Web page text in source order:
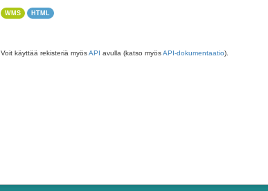
WMS HTML
Voit käyttää rekisteriä myösAPI avulla (katso myösAPI-dokumentaatio).